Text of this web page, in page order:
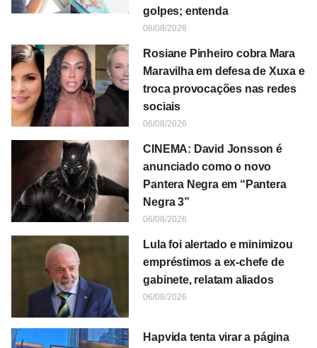
golpes; entenda
06/08/2026
Rosiane Pinheiro cobra Mara
Maravilha em defesa de Xuxa e
troca provocações nas redes
sociais
06/08/2026
CINEMA: David Jonsson é
anunciado como o novo
Pantera Negra em “Pantera
Negra 3”
06/08/2026
Lula foi alertado e minimizou
empréstimos a ex-chefe de
gabinete, relatam aliados
06/08/2026
Hapvida tenta virar a página